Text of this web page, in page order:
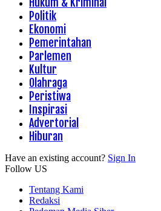
Politik
Ekonomi
Pemerintahan
Parlemen
Kultur
Olahraga
Peristiwa
Inspirasi
Advertorial
Hiburan
Have an existing account? Sign In
Follow US
Tentang Kami
Redaksi